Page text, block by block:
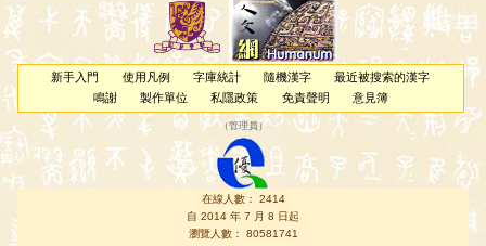
新手入門 使用凡例 字庫統計 隨機漢字
最近被搜索的漢字
鳴謝
製作單位 私隱政策 免責聲明 意見簿
（管理員 ）
在線人數： 2414
自 2014 年 7 月 8 日起
瀏覽人數： 80581741